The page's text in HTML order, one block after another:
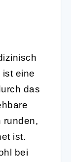
ist eine
das
runden,
ist.
bei